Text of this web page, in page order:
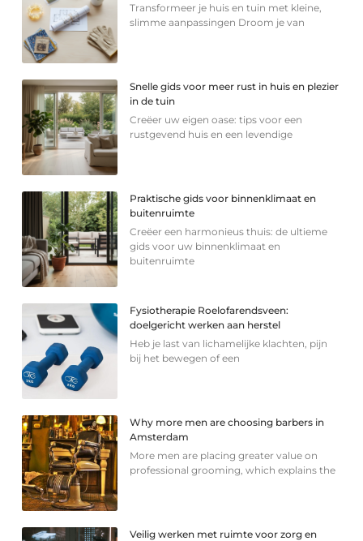
Transformeer je huis en tuin met kleine,
slimme aanpassingen Droom je van
Snelle gids voor meer rust in huis en plezier
in de tuin
Creëer uw eigen oase: tips voor een
rustgevend huis en een levendige
Praktische gids voor binnenklimaat en
buitenruimte
Creëer een harmonieus thuis: de ultieme
gids voor uw binnenklimaat en
buitenruimte
Fysiotherapie Roelofarendsveen:
doelgericht werken aan herstel
Heb je last van lichamelijke klachten, pijn
bij het bewegen of een
Why more men are choosing barbers in
Amsterdam
More men are placing greater value on
professional grooming, which explains the
Veilig werken met ruimte voor zorg en